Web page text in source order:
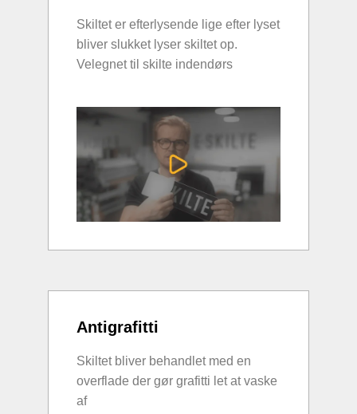
Skiltet er efterlysende lige efter lyset
bliver slukket lyser skiltet op.
Velegnet til skilte indendørs
Antigrafitti
Skiltet bliver behandlet med en
overflade der gør grafitti let at vaske
af